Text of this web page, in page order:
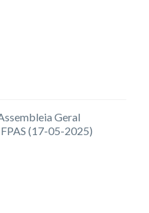
Geral
(17-05-2025)